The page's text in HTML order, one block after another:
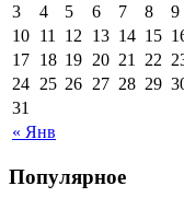
« Янв
3
4 5 6 7 8
9
10 11 12 13 14 15
17 18 19 20 21 22
24 25 26 27 28 29
31
Популярное